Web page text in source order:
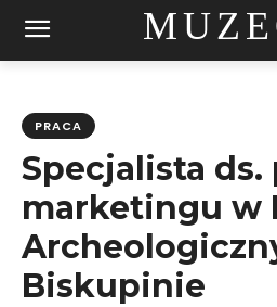
PRACA
Specjalista
marketingu w
Biskupinie